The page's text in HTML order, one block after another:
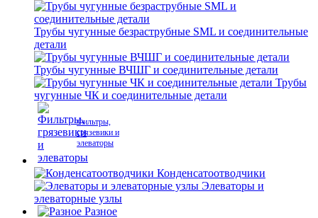
Трубы чугунные безраструбные SML и соединительные
детали
Трубы чугунные ВЧШГ и соединительные детали
Трубы
чугунные ЧК и соединительные детали
Фильтры,
грязевики и
элеваторы
Конденсатоотводчики
Элеваторы и
элеваторные узлы
Разное